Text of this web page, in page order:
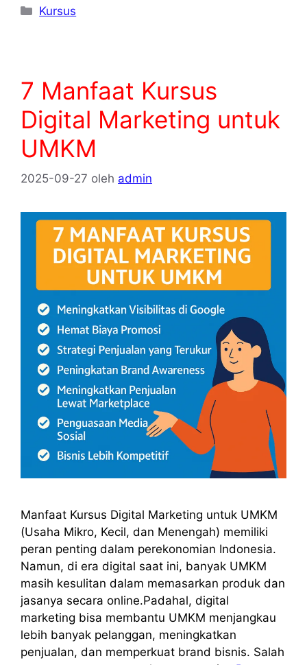
Kategori
Kursus
7 Manfaat Kursus
Digital Marketing untuk
UMKM
2025-09-27 oleh admin
Manfaat Kursus Digital Marketing untuk UMKM
(Usaha Mikro, Kecil, dan Menengah) memiliki
peran penting dalam perekonomian Indonesia.
Namun, di era digital saat ini, banyak UMKM
masih kesulitan dalam memasarkan produk dan
jasanya secara online.Padahal, digital
marketing bisa membantu UMKM menjangkau
lebih banyak pelanggan, meningkatkan
penjualan, dan memperkuat brand bisnis. Salah